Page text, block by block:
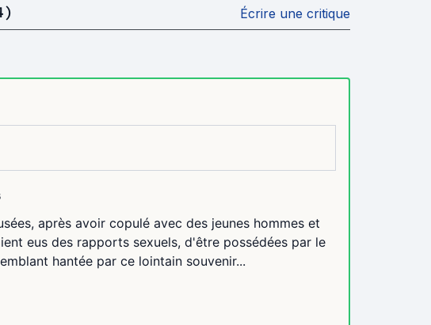
Écrire une critique
après avoir copulé avec des jeunes hommes et
eus des rapports sexuels, d'être possédées par le
hantée par ce lointain souvenir...